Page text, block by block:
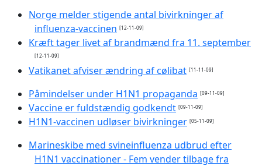
Norge melder stigende antal bivirkninger af
influenza-vaccinen [12-11-09]
Kræft tager livet af brandmænd fra 11. september
[12-11-09]
Vatikanet afviser ændring af cølibat [11-11-09]
Påmindelser under H1N1 propaganda [09-11-09]
Vaccine er fuldstændig godkendt [09-11-09]
H1N1-vaccinen udløser bivirkninger [05-11-09]
Marineskibe med svineinfluenza udbrud efter
H1N1 vaccinationer - Fem vender tilbage fra